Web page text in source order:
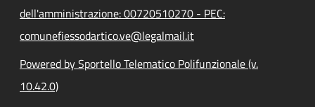
dell'amministrazione: 00720510270 - PEC:
comunefiessodartico.ve@legalmail.it
Powered by Sportello Telematico Polifunzionale (v.
10.42.0)